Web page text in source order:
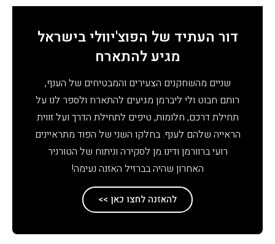
דור העתיד של הפוצ'יוולי בישראל
מגיע להתארח
שניים מהשחקנים הצעירים והמבטיחים של הענף,
רותם חבוט ולי ליברמן מגיעים להתארח ולספר לנו על
תחילת דרכם, חלומות, טיפים לתחילת הדרך ועל זווית
הראייה שלהם לענף. בחלקו השני של הפוד מתראיינים
רועי ברוורמן ודינו מן לסקירה וניתוח של הטורניר
האחרון שהיה בברזיל האזנה נעימה!
להאזנה לחצו כאן >>